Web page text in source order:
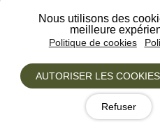
Nous utilisons des
meilleure
Politique de cookies
AUTORISER LES
Refuser
Je ne suis pas un